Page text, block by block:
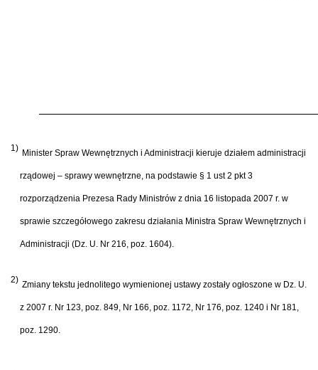
1) Minister Spraw Wewnętrznych i Administracji kieruje działem administracji
rządowej – sprawy wewnętrzne, na podstawie § 1 ust 2 pkt 3
rozporządzenia Prezesa Rady Ministrów z dnia 16 listopada 2007 r. w
sprawie szczegółowego zakresu działania Ministra Spraw Wewnętrznych i
Administracji (Dz. U. Nr 216, poz. 1604).
2) Zmiany tekstu jednolitego wymienionej ustawy zostały ogłoszone w Dz. U.
z 2007 r. Nr 123, poz. 849, Nr 166, poz. 1172, Nr 176, poz. 1240 i Nr 181,
poz. 1290.